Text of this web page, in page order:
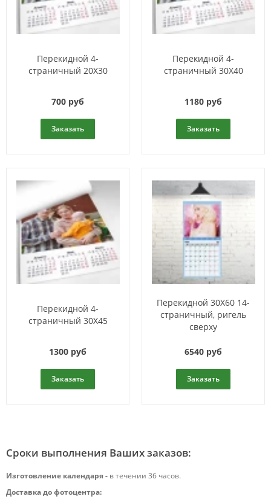
Перекидной 4-
страничный 20Х30
700 руб
Заказать
Перекидной 4-
страничный 30Х40
1180 руб
Заказать
Перекидной 4-
страничный 30Х45
1300 руб
Заказать
Перекидной 30Х60 14-
страничный, ригель
сверху
6540 руб
Заказать
Сроки выполнения Ваших заказов:
Изготовление календаря - в течении 36 часов.
Доставка до фотоцентра: